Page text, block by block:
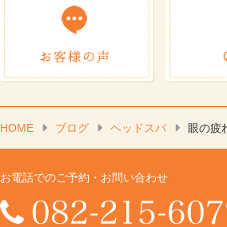
HOME ブログ ヘッドスパ 眼の疲
お電話でのご予約・お問い合わせ